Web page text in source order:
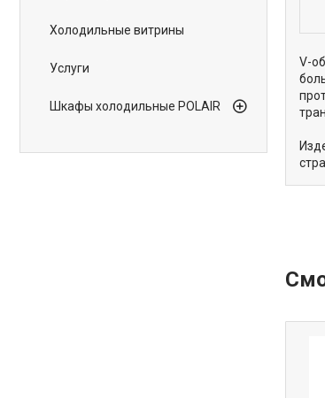
V-
Холодильные витрины
Услуги
Шкафы холодильные POLAIR